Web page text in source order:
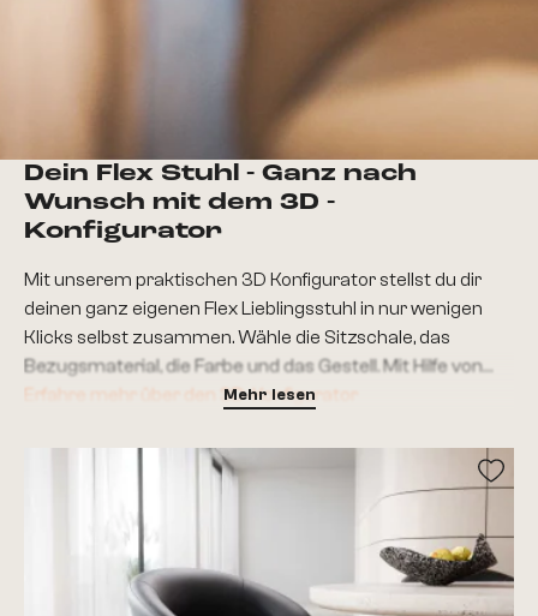
Dein Flex Stuhl - Ganz nach
Wunsch mit dem 3D -
Konfigurator
Mit unserem praktischen 3D Konfigurator stellst du dir
deinen ganz eigenen Flex Lieblingsstuhl in nur wenigen
Klicks selbst zusammen. Wähle die Sitzschale, das
Bezugsmaterial, die Farbe und das Gestell. Mit Hilfe von
Augmented Reality kannst du mit deinem Handy sofort
passt. So bekommst du genau den Esszimmerstuhl, von
dem du schon immer geträumt hast und der einfach
Erfahre mehr über den 3D-Konfigurator
Mehr lesen